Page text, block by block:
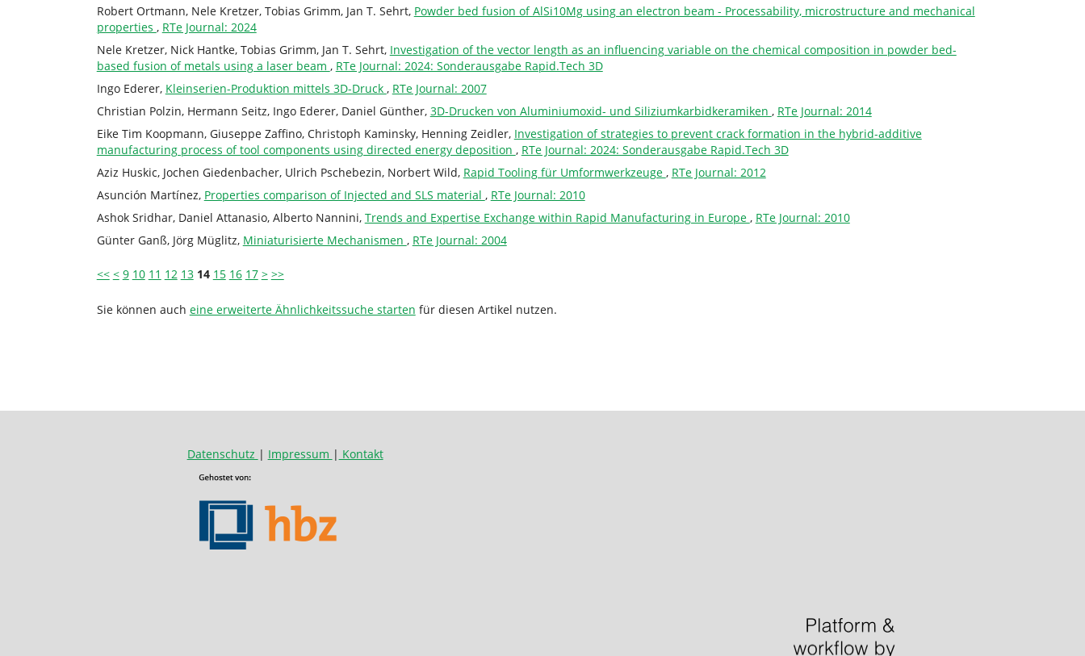
Robert Ortmann, Nele Kretzer, Tobias Grimm, Jan T. Sehrt, Powder bed fusion of AlSi10Mg using an electron beam - Processability, microstructure and mechanical
properties , RTe Journal: 2024
Nele Kretzer, Nick Hantke, Tobias Grimm, Jan T. Sehrt, Investigation of the vector length as an influencing variable on the chemical composition in powder bed-
based fusion of metals using a laser beam , RTe Journal: 2024: Sonderausgabe Rapid.Tech 3D
Ingo Ederer, Kleinserien-Produktion mittels 3D-Druck , RTe Journal: 2007
Christian Polzin, Hermann Seitz, Ingo Ederer, Daniel Günther, 3D-Drucken von Aluminiumoxid- und Siliziumkarbidkeramiken , RTe Journal: 2014
Eike Tim Koopmann, Giuseppe Zaffino, Christoph Kaminsky, Henning Zeidler, Investigation of strategies to prevent crack formation in the hybrid-additive
manufacturing process of tool components using directed energy deposition , RTe Journal: 2024: Sonderausgabe Rapid.Tech 3D
Aziz Huskic, Jochen Giedenbacher, Ulrich Pschebezin, Norbert Wild, Rapid Tooling für Umformwerkzeuge , RTe Journal: 2012
Asunción Martínez, Properties comparison of Injected and SLS material , RTe Journal: 2010
Ashok Sridhar, Daniel Attanasio, Alberto Nannini, Trends and Expertise Exchange within Rapid Manufacturing in Europe , RTe Journal: 2010
Günter Ganß, Jörg Müglitz, Miniaturisierte Mechanismen , RTe Journal: 2004
<< < 9 10 11 12 13 14 15 16 17 > >>
Sie können auch eine erweiterte Ähnlichkeitssuche starten für diesen Artikel nutzen.
Datenschutz | Impressum | Kontakt